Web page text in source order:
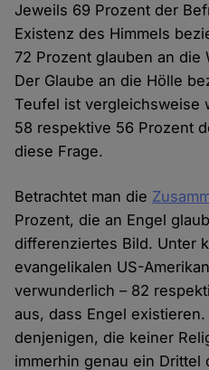
Jeweils 69 Prozent der
Existenz des Himmels
72 Prozent glauben an die
Der Glaube an die Hölle
Teufel ist vergleichsweise
58 respektive 56 Prozent
diese Frage.
Betrachtet man die
Prozent, die an Engel
differenziertes Bild. Unter
evangelikalen US-
verwunderlich – 82
aus, dass Engel
denjenigen, die keiner
immerhin genau ein Drittel